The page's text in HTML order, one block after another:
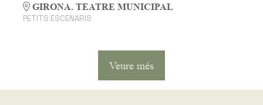
GIRONA. TEATRE MUNICIPAL
PETITS ESCENARIS
Veure més